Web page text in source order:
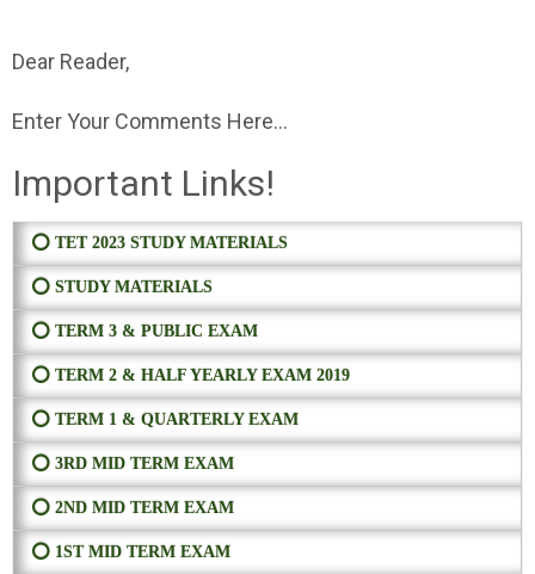
Dear Reader,
Enter Your Comments Here...
Important Links!
⭕ TET 2023 STUDY MATERIALS
⭕ STUDY MATERIALS
⭕ TERM 3 & PUBLIC EXAM
⭕ TERM 2 & HALF YEARLY EXAM 2019
⭕ TERM 1 & QUARTERLY EXAM
⭕ 3RD MID TERM EXAM
⭕ 2ND MID TERM EXAM
⭕ 1ST MID TERM EXAM